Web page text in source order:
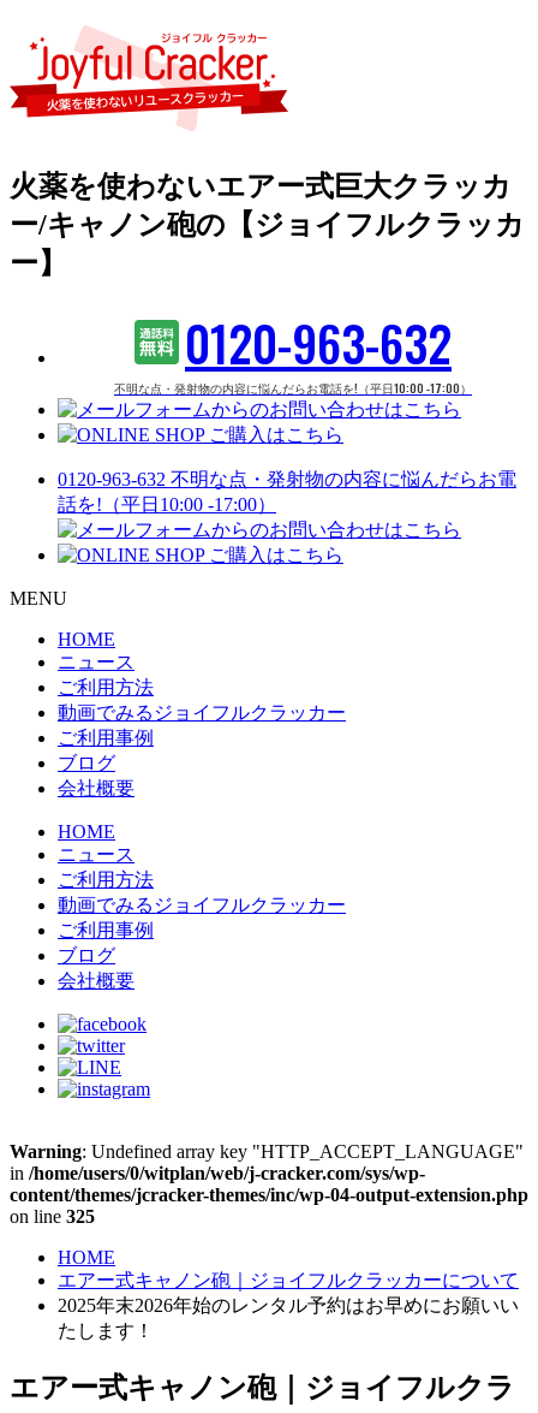
火薬を使わないエアー式巨大クラッカ
ー/キャノン砲の【ジョイフルクラッカ
ー】
0120-963-632
不明な点・発射物の内容に悩んだらお電話を!（平日10:00 -17:00）
0120-963-632 不明な点・発射物の内容に悩んだらお電
話を!（平日10:00 -17:00）
MENU
HOME
ニュース
ご利用方法
動画でみるジョイフルクラッカー
ご利用事例
ブログ
会社概要
HOME
ニュース
ご利用方法
動画でみるジョイフルクラッカー
ご利用事例
ブログ
会社概要
Warning: Undefined array key "HTTP_ACCEPT_LANGUAGE"
in /home/users/0/witplan/web/j-cracker.com/sys/wp-
content/themes/jcracker-themes/inc/wp-04-output-extension.php
on line 325
HOME
エアー式キャノン砲｜ジョイフルクラッカーについて
2025年末2026年始のレンタル予約はお早めにお願いい
たします！
エアー式キャノン砲｜ジョイフルクラ